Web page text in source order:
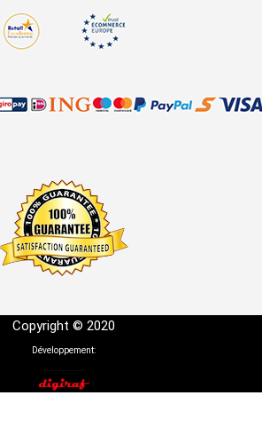
Copyright © 2020
Développement: